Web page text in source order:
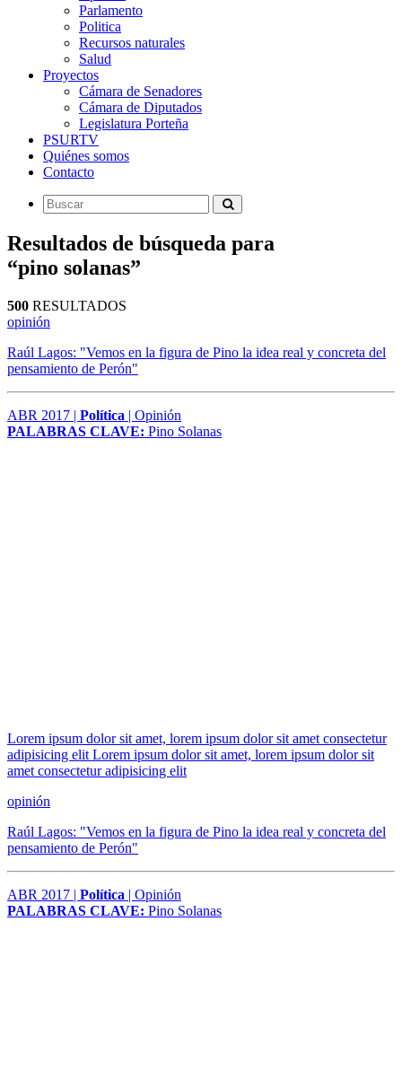
Parlamento
Politica
Recursos naturales
Salud
Proyectos
Cámara de Senadores
Cámara de Diputados
Legislatura Porteña
PSURTV
Quiénes somos
Contacto
Resultados de búsqueda para
“pino solanas”
500 RESULTADOS
opinión
Raúl Lagos: "Vemos en la figura de Pino la idea real y concreta del
pensamiento de Perón"
ABR 2017 | Política | Opinión
PALABRAS CLAVE: Pino Solanas
Lorem ipsum dolor sit amet, lorem ipsum dolor sit amet consectetur
adipisicing elit Lorem ipsum dolor sit amet, lorem ipsum dolor sit
amet consectetur adipisicing elit
opinión
Raúl Lagos: "Vemos en la figura de Pino la idea real y concreta del
pensamiento de Perón"
ABR 2017 | Política | Opinión
PALABRAS CLAVE: Pino Solanas